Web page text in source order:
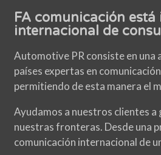
FA comunicación
internacional de
Automotive PR consiste en una
países expertas en
permitiendo de esta manera el
Ayudamos a nuestros clientes
nuestras fronteras. Desde una
comunicación internacional de